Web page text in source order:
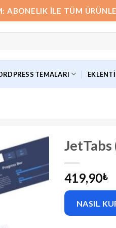
ABONELIK İLE TÜM
TEMALARI
419,90₺
NASIL